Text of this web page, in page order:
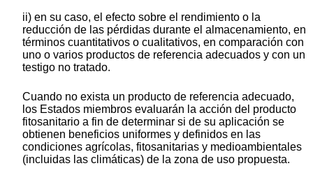
ii) en su caso, el efecto sobre el rendimiento o la
reducción de las pérdidas durante el almacenamiento, en
términos cuantitativos o cualitativos, en comparación con
uno o varios productos de referencia adecuados y con un
testigo no tratado.
Cuando no exista un producto de referencia adecuado,
los Estados miembros evaluarán la acción del producto
fitosanitario a fin de determinar si de su aplicación se
obtienen beneficios uniformes y definidos en las
condiciones agrícolas, fitosanitarias y medioambientales
(incluidas las climáticas) de la zona de uso propuesta.